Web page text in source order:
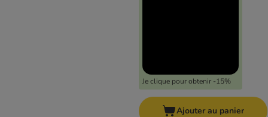
Je clique pour obtenir -15%
Ajouter au panier